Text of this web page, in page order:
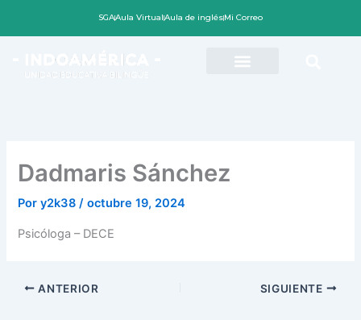
SGAAula VirtualAula de inglésMi Correo
Dadmaris Sánchez
Pory2k38/octubre 19, 2024
Psicóloga – DECE
ANTERIOR SIGUIENTE